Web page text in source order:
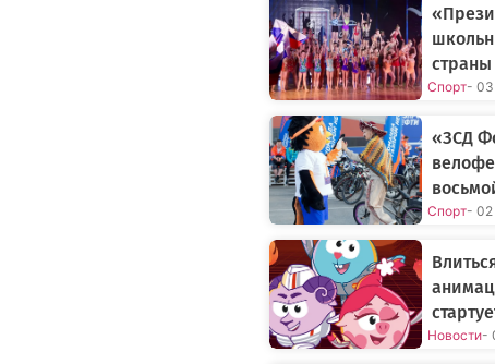
страны
Спорт- 03
«ЗСД
Спорт- 02
Новости-